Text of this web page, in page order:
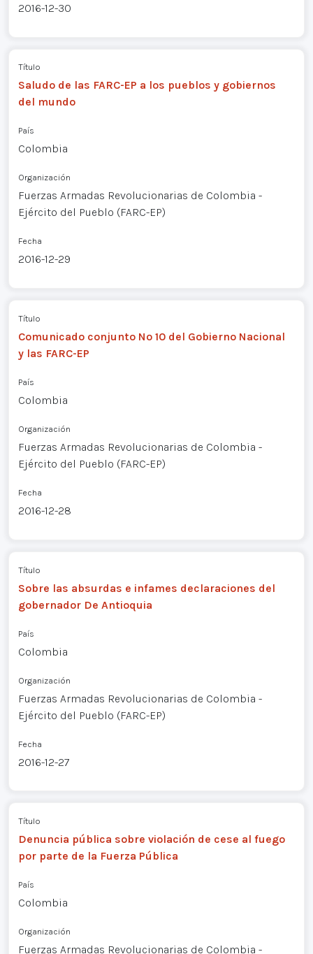
2016-12-30
Título
Saludo de las FARC-EP a los pueblos y gobiernos
del mundo
País
Colombia
Organización
Fuerzas Armadas Revolucionarias de Colombia -
Ejército del Pueblo (FARC-EP)
Fecha
2016-12-29
Título
Comunicado conjunto Nº 10 del Gobierno Nacional
y las FARC-EP
País
Colombia
Organización
Fuerzas Armadas Revolucionarias de Colombia -
Ejército del Pueblo (FARC-EP)
Fecha
2016-12-28
Título
Sobre las absurdas e infames declaraciones del
gobernador De Antioquia
País
Colombia
Organización
Fuerzas Armadas Revolucionarias de Colombia -
Ejército del Pueblo (FARC-EP)
Fecha
2016-12-27
Título
Denuncia pública sobre violación de cese al fuego
por parte de la Fuerza Pública
País
Colombia
Organización
Fuerzas Armadas Revolucionarias de Colombia -